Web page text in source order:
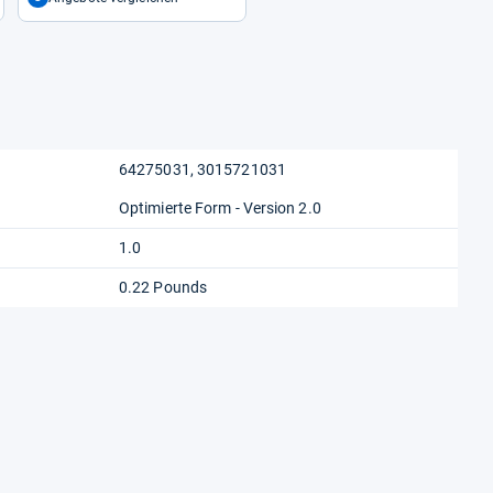
64275031, 3015721031
Optimierte Form - Version 2.0
1.0
0.22 Pounds